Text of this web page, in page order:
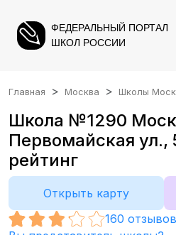
ФЕДЕРАЛЬНЫЙ ПОРТАЛ
ШКОЛ РОССИИ
Главная Москва Школы
Школа №1290
Первомайская ул.,
рейтинг
Открыть карту
160 отзывов